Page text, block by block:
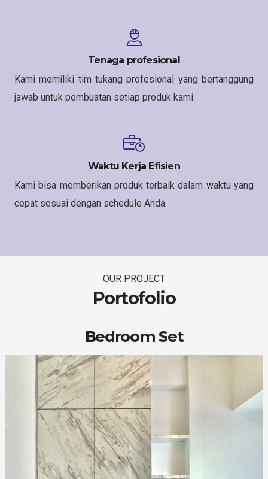
Tenaga profesional
Kami memiliki tim tukang profesional yang bertanggung
jawab untuk pembuatan setiap produk kami.
Waktu Kerja Efisien
Kami bisa memberikan produk terbaik dalam waktu yang
cepat sesuai dengan schedule Anda.
OUR PROJECT
Portofolio
Bedroom Set